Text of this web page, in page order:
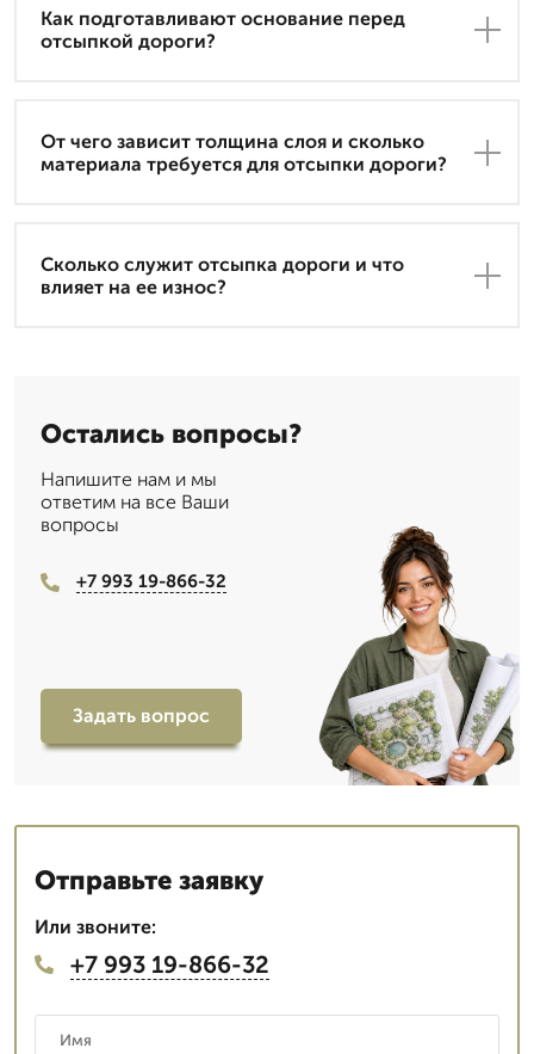
Как подготавливают основание перед
отсыпкой дороги?
От чего зависит толщина слоя и сколько
материала требуется для отсыпки дороги?
Сколько служит отсыпка дороги и что
влияет на ее износ?
Остались вопросы?
Напишите нам и мы
ответим на все Ваши
вопросы
+7 993 19-866-32
Задать вопрос
Отправьте заявку
Или звоните:
+7 993 19-866-32